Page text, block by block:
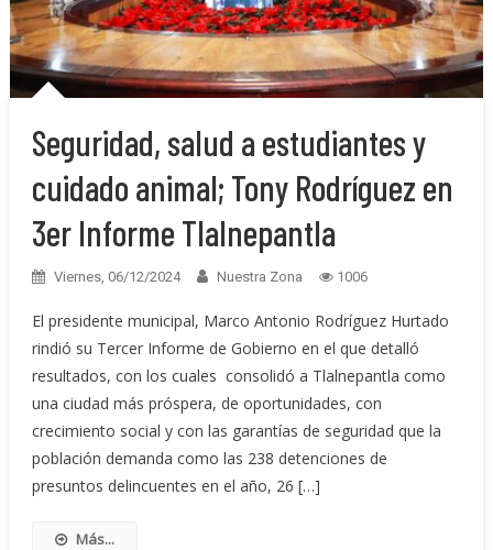
Seguridad, salud a estudiantes y
cuidado animal; Tony Rodríguez en
3er Informe Tlalnepantla
Viernes, 06/12/2024 Nuestra Zona 1006
El presidente municipal, Marco Antonio Rodríguez Hurtado
rindió su Tercer Informe de Gobierno en el que detalló
resultados, con los cuales consolidó a Tlalnepantla como
una ciudad más próspera, de oportunidades, con
crecimiento social y con las garantías de seguridad que la
población demanda como las 238 detenciones de
presuntos delincuentes en el año, 26 […]
Más...